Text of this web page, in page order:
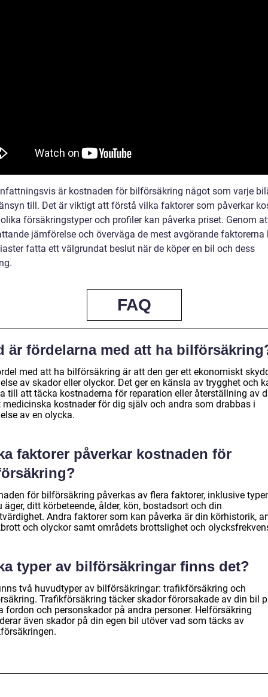
är kostnaden för bilförsäkring något som varje
till. Det är viktigt att förstå vilka faktorer som påverkar
försäkringstyper och profiler kan påverka priset. Genom
jämförelse och överväga de mest avgörande faktorerna
fatta ett välgrundat beslut när de köper en bil och dess
FAQ
är fördelarna med att ha
med att ha bilförsäkring är att den ger ett ekonomiskt
av skador eller olyckor. Det ger en känsla av trygghet och
till att täcka kostnaderna för reparation eller återställning av
medicinska kostnader för dig själv och andra som drabbas i
av en olycka.
faktorer påverkar kostnaden för
för bilförsäkring påverkas av flera faktorer, inklusive
äger, ditt körbeteende, ålder, kön, bostadsort och din
Andra faktorer som kan påverka är din körhistorik,
och olyckor samt områdets brottslighet och
typer av bilförsäkringar finns det?
två huvudtyper av bilförsäkringar: trafikförsäkring och
Trafikförsäkring täcker skador förorsakade av din bil
fordon och personskador på andra personer. Helförsäkring
även skador på din egen bil utöver vad som täcks av